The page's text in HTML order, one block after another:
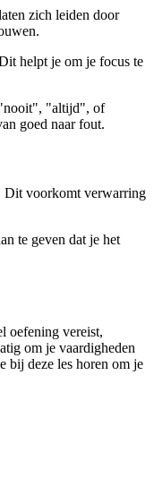
zich leiden door
helpt je om je focus te
"altijd", of
goed naar fout.
Dit voorkomt verwarring
te geven dat je het
oefening vereist,
om je vaardigheden
bij deze les horen om je